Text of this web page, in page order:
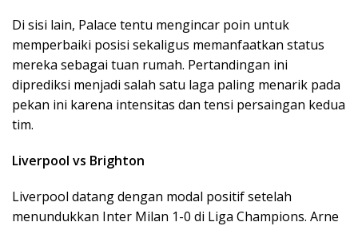
Di sisi lain, Palace tentu mengincar poin untuk
memperbaiki posisi sekaligus memanfaatkan status
mereka sebagai tuan rumah. Pertandingan ini
diprediksi menjadi salah satu laga paling menarik pada
pekan ini karena intensitas dan tensi persaingan kedua
tim.
Liverpool vs Brighton
Liverpool datang dengan modal positif setelah
menundukkan Inter Milan 1-0 di Liga Champions. Arne